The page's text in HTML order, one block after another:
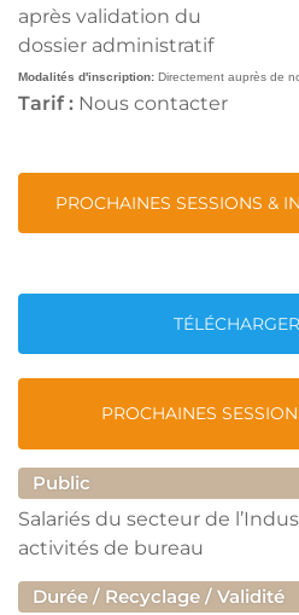
après validation du
dossier administratif
Modalités d'inscription: Directement auprès de
Tarif : Nous contacter
PROCHAINES SESSIONS &
PROCHAINES
Public
Salariés du secteur de
activités de bureau
Durée / Recyclage / Validité